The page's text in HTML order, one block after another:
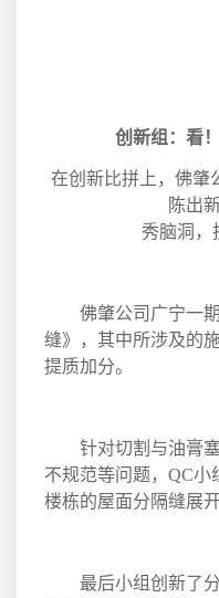
创新组：看
在创新比拼上，佛肇
陈出
秀脑洞，
佛肇公司广宁一
缝》，其中所涉及的
提质加分。
针对切割与油膏
不规范等问题， QC小
楼栋的屋面分隔缝展
最后小组创新了